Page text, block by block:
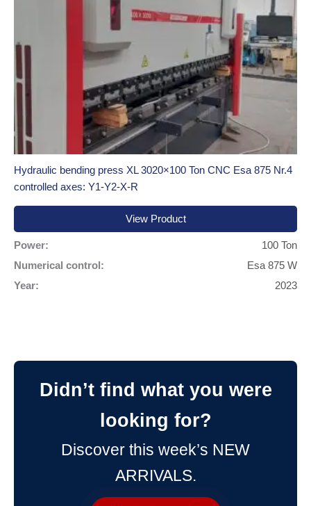
Hydraulic bending press XL 3020×100 Ton CNC Esa 875 Nr.4
controlled axes: Y1-Y2-X-R
View Product
Power:
100 Ton
Numerical control:
Esa 875 W
Year:
2023
Didn’t find what you were
looking for?
Discover this week’s NEW
ARRIVALS.